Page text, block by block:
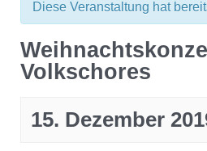
Diese Veranstaltung hat
Volkschores
15. Dezember